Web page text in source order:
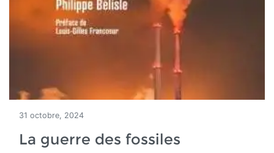
31 octobre, 2024
La guerre des fossiles